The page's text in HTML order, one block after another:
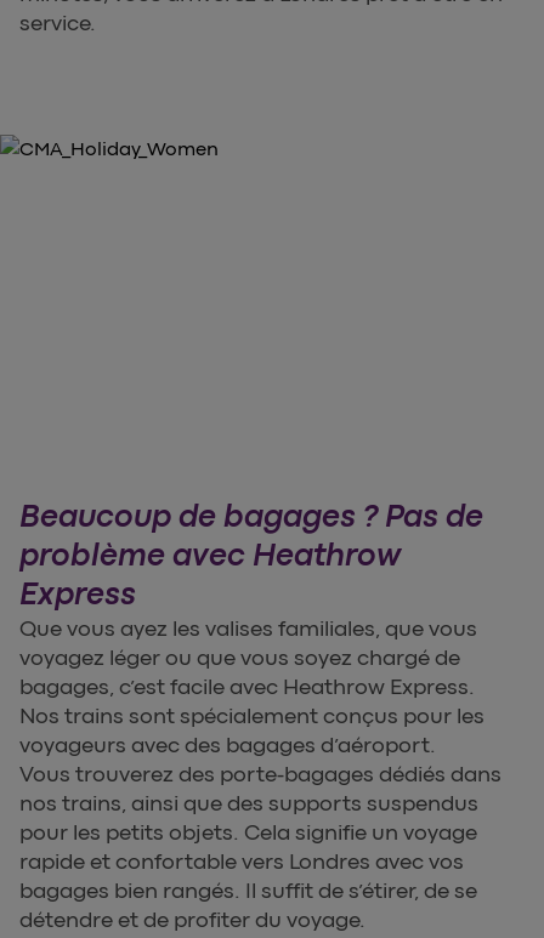
service.
Beaucoup de bagages ? Pas de
problème avec Heathrow
Express
Que vous ayez les valises familiales, que vous
voyagez léger ou que vous soyez chargé de
bagages, c’est facile avec Heathrow Express.
Nos trains sont spécialement conçus pour les
voyageurs avec des bagages d’aéroport.
Vous trouverez des porte-bagages dédiés dans
nos trains, ainsi que des supports suspendus
pour les petits objets. Cela signifie un voyage
rapide et confortable vers Londres avec vos
bagages bien rangés. Il suffit de s’étirer, de se
détendre et de profiter du voyage.